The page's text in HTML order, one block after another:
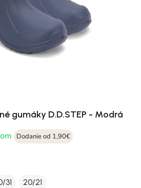
gumáky D.D.STEP - Modrá
Dodanie od 1,90€
31 20/21